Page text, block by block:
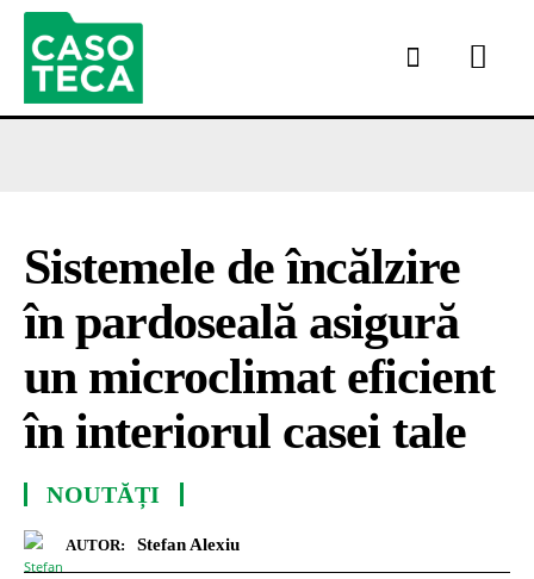
Sistemele de încălzire
în pardoseală asigură
un microclimat eficient
în interiorul casei tale
NOUTĂȚI
AUTOR: Stefan Alexiu